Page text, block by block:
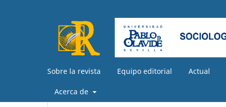
Sobre la revista Equipo editorial Actual
Acerca de